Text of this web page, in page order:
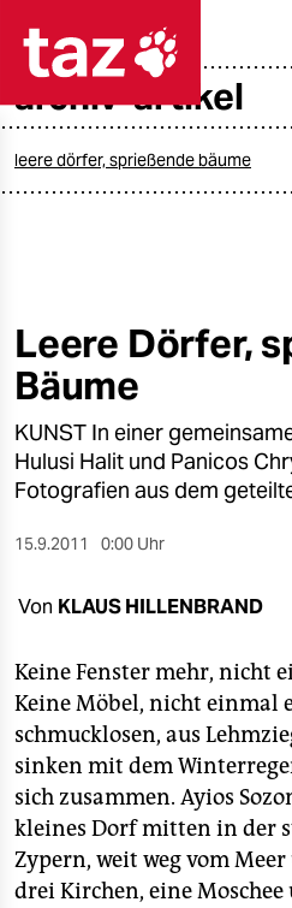
taz zahl ich
öko
gesellschaft
kultur
sport
berlin
nord
verlag
verlag
veranstaltungen
fragen & hilfe
archiv-artikel
leere dörfer, sprießende bäume
Leere Dörfer,
Bäume
KUNST In einer
Hulusi Halit und Panicos
Fotografien aus dem
15.9.2011 0:00 Uhr
Von KLAUS HILLENBRAND
Keine Fenster mehr, nicht
Keine Möbel, nicht einmal
schmucklosen, aus
sinken mit dem
sich zusammen. Ayios
kleines Dorf mitten in der
Zypern, weit weg vom
drei Kirchen, eine Moschee